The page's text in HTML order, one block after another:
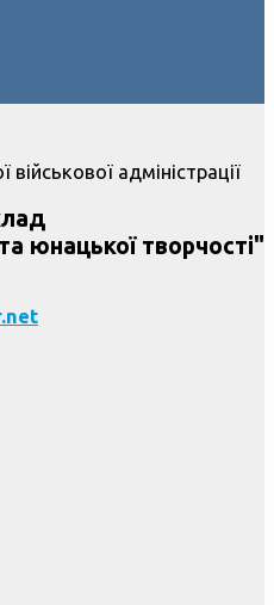
адміністрації
юнацької творчості"